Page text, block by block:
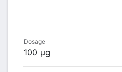
Dosage
100 µg